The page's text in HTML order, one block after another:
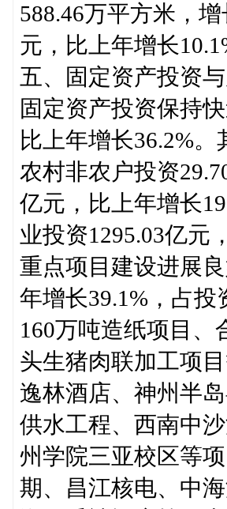
588.46万平方米，
元，比上年增长
五、固定资产投资
固定资产投资保持
比上年增长36.2%
农村非农户投资
亿元，比上年增长
业投资1295.03亿元
重点项目建设进展
年增长39.1%，占
160万吨造纸项目、
头生猪肉联加工项
逸林酒店、神州半
供水工程、西南中
州学院三亚校区等
期、昌江核电、中